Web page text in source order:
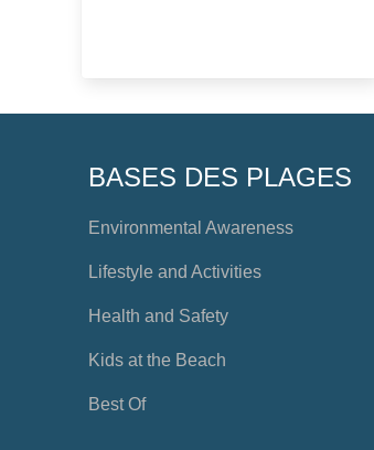
BASES DES PLAGES
Environmental Awareness
Lifestyle and Activities
Health and Safety
Kids at the Beach
Best Of